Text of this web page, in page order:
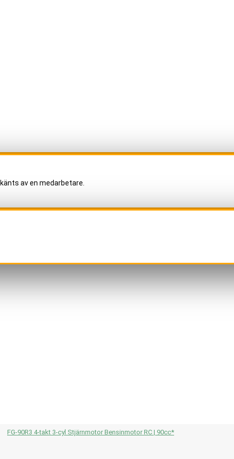
av en medarbetare.
FG-90R3 4-takt 3-cyl Stjärnmotor Bensinmotor RC | 90cc*